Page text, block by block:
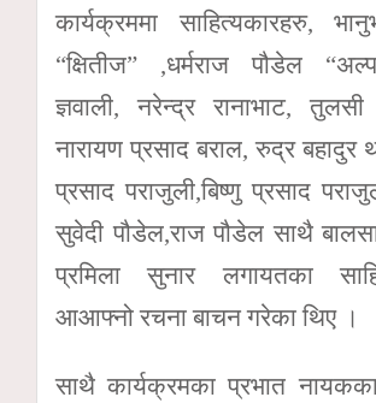
कार्यक्रममा साहित्यकारहरु,
“क्षितीज” ,धर्मराज पौडेल
ज्ञवाली, नरेन्द्र रानाभाट,
नारायण प्रसाद बराल, रुद्र बहादुर
प्रसाद पराजुली,बिष्णु प्रसाद
सुवेदी पौडेल,राज पौडेल साथै
प्रमिला सुनार लगायतका
आआफ्नो रचना बाचन गरेका थिए ।
साथै कार्यक्रमका प्रभात